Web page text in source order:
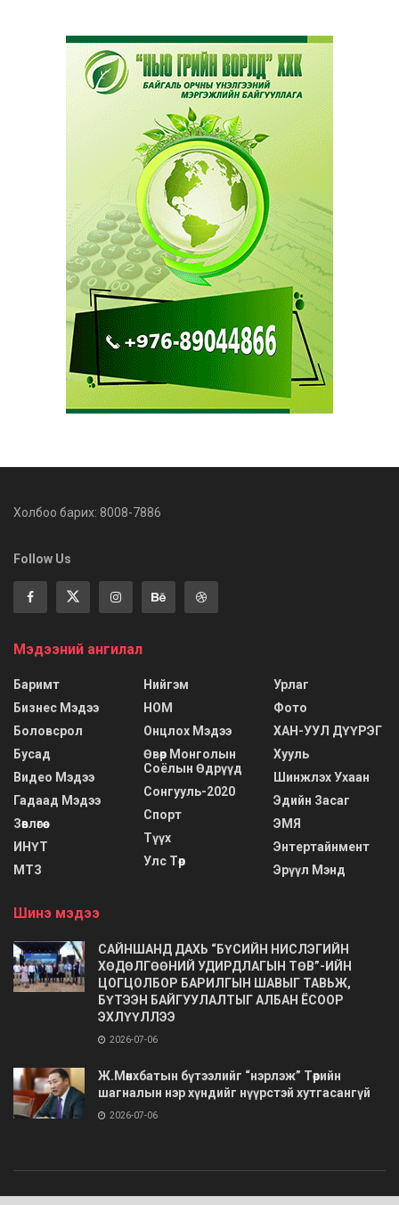
Холбоо барих: 8008-7886
Follow Us
Мэдээний ангилал
Баримт
Бизнес Мэдээ
Боловсрол
Бусад
Видео Мэдээ
Гадаад Мэдээ
Зөвлөгөө
ИНҮТ
МТЗ
Нийгэм
НОМ
Онцлох Мэдээ
Өвөр Монголын
Соёлын Өдрүүд
Сонгууль-2020
Спорт
Түүх
Улс Төр
Урлаг
Фото
ХАН-УУЛ ДҮҮРЭГ
Хууль
Шинжлэх Ухаан
Эдийн Засаг
ЭМЯ
Энтертайнмент
Эрүүл Мэнд
Шинэ мэдээ
САЙНШАНД ДАХЬ “БҮСИЙН НИСЛЭГИЙН
ХӨДӨЛГӨӨНИЙ УДИРДЛАГЫН ТӨВ”-ИЙН
ЦОГЦОЛБОР БАРИЛГЫН ШАВЫГ ТАВЬЖ,
БҮТЭЭН БАЙГУУЛАЛТЫГ АЛБАН ЁСООР
ЭХЛҮҮЛЛЭЭ
2026-07-06
Ж.Мөнхбатын бүтээлийг “нэрлэж” Төрийн
шагналын нэр хүндийг нүүрстэй хутгасангүй
2026-07-06